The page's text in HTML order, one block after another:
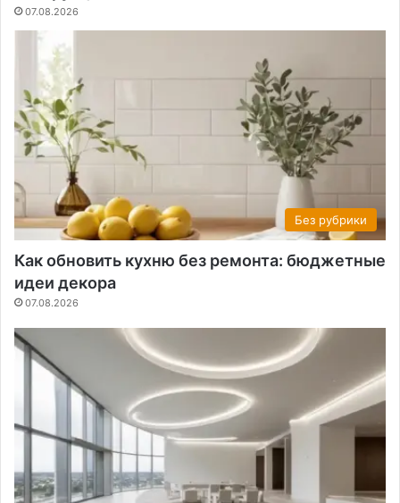
07.08.2026
Без рубрики
Как обновить кухню без ремонта: бюджетные
идеи декора
07.08.2026